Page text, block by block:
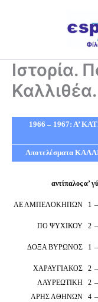
Ιστορία.
1966 – 1967: Α’
Αποτελέσματα
αντίπαλοςα’
ΑΕ ΑΜΠΕΛΟΚΗΠΩΝ 1 –
ΠΟ ΨΥΧΙΚΟΥ 2 –
ΔΟΞΑ ΒΥΡΩΝΟΣ 1 –
ΧΑΡΑΥΓΙΑΚΟΣ 2 –
ΛΑΥΡΕΩΤΙΚΗ
2 –
ΑΡΗΣ ΑΘΗΝΩΝ
4 –